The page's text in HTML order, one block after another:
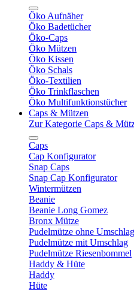
Öko Aufnäher
Öko Badetücher
Öko-Caps
Öko Mützen
Öko Kissen
Öko Schals
Öko-Textilien
Öko Trinkflaschen
Öko Multifunktionstücher
Caps & Mützen
Zur Kategorie Caps &
Caps
Cap Konfigurator
Snap Caps
Snap Cap Konfigurator
Wintermützen
Beanie
Beanie Long Gomez
Bronx Mütze
Pudelmütze ohne Umschlag
Pudelmütze mit Umschlag
Pudelmütze Riesenbommel
Haddy & Hüte
Haddy
Hüte